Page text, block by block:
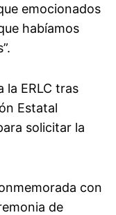
emocionados
habíamos
la ERLC tras
Estatal
solicitar la
con
de